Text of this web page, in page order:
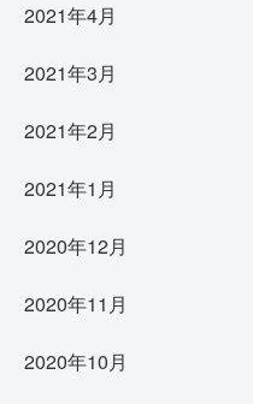
2021年4月
2021年3月
2021年2月
2021年1月
2020年12月
2020年11月
2020年10月